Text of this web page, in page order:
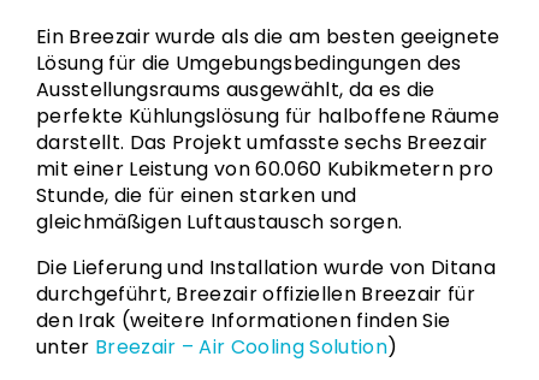
Ein Breezair wurde als die am besten geeignete
Lösung für die Umgebungsbedingungen des
Ausstellungsraums ausgewählt, da es die
perfekte Kühlungslösung für halboffene Räume
darstellt. Das Projekt umfasste sechs Breezair
mit einer Leistung von 60.060 Kubikmetern pro
Stunde, die für einen starken und
gleichmäßigen Luftaustausch sorgen.
Die Lieferung und Installation wurde von Ditana
durchgeführt, Breezair offiziellen Breezair für
den Irak (weitere Informationen finden Sie
unter Breezair – Air Cooling Solution)